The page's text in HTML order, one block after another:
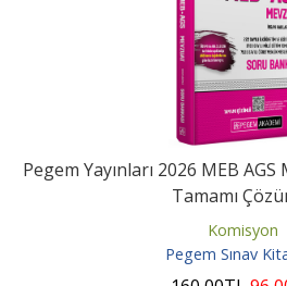
Pegem Yayınları 2026 MEB
Tamamı
Komisyon
Pegem Sınav